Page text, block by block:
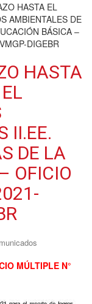
HASTA EL
AMBIENTALES DE
BÁSICA –
DIGEBR
HASTA
II.EE.
DE LA
OFICIO
MÚLTIPLE N°